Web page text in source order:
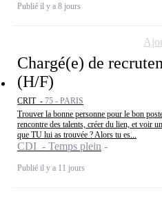
Publié il y a 8 jours
Chargé(e) de
(H/F)
CRIT - 75 - PARIS
Trouver la bonne personne pour le bon
rencontre des talents, créer du lien, et voir
que TU lui as trouvée ? Alors tu es...
CDI - Temps plein
Publié il y a 11 jours